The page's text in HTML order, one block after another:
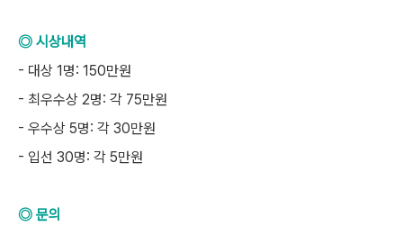
◎ 시상내역
- 대상 1명: 150만원
- 최우수상 2명: 각 75만원
- 우수상 5명: 각 30만원
- 입선 30명: 각 5만원
◎ 문의